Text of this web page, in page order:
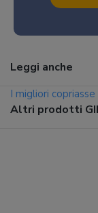
Leggi anche
I migliori
Altri prodotti